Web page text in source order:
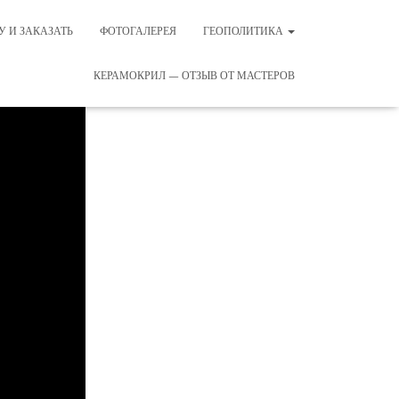
И ЗАКАЗАТЬ ФОТОГАЛЕРЕЯ ГЕОПОЛИТИКА
КЕРАМОКРИЛ — ОТЗЫВ ОТ МАСТЕРОВ